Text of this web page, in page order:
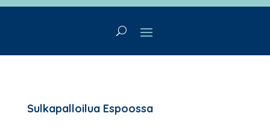
Sulkapalloilua Espoossa